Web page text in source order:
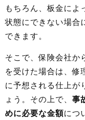
もちろん、板金によ
状態にできない場合
できます。
そこで、保険会社か
を受けた場合は、修
に予想される仕上が
ょう。その上で、 事
めに必要な金額につ